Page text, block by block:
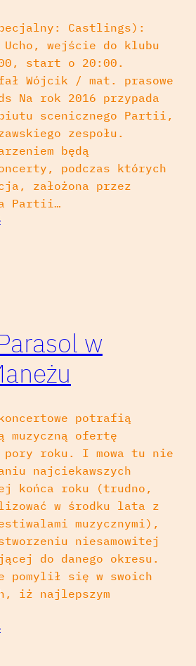
specjalny: Castlings):
wejście do klubu
start o 20:00.
Wójcik / mat. prasowe
Na rok 2016 przypada
scenicznego Partii,
zespołu.
będą
podczas których
założona przez
Partii…
w
potrafią
muzyczną ofertę
pory roku. I mowa tu nie
najciekawszych
końca roku (trudno,
w środku lata z
muzycznymi),
niesamowitej
do danego okresu.
pomylił się w swoich
iż najlepszym